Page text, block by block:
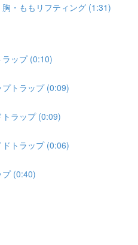
・ももリフティング (1:31)
ップ (0:10)
トラップ (0:09)
ラップ (0:09)
トラップ (0:06)
(0:40)